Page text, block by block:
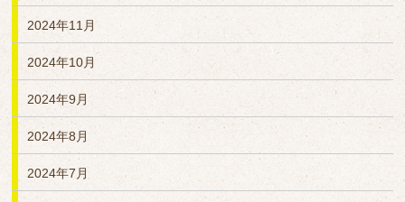
2024年11月
2024年10月
2024年9月
2024年8月
2024年7月